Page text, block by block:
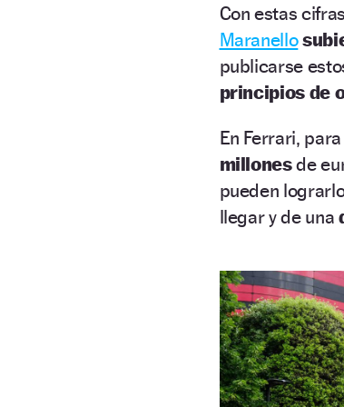
Con estas
Maranello
publicarse
principios de
En Ferrari,
millonesde
pueden
llegar y de una